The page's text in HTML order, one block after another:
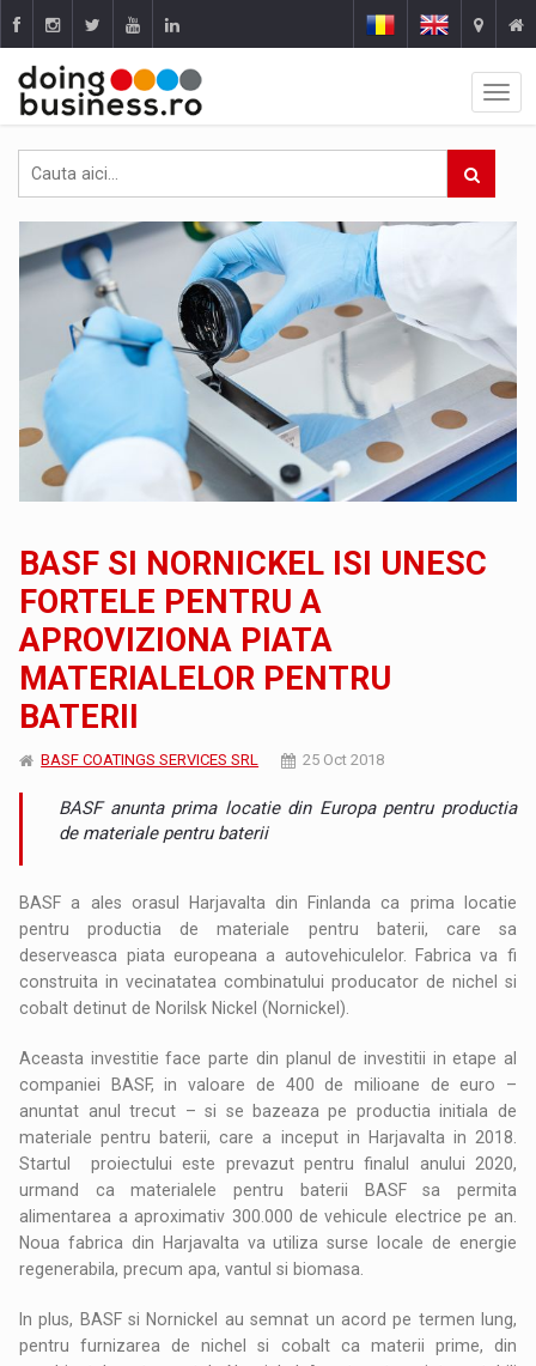
BASF SI NORNICKEL ISI UNESC
FORTELE PENTRU A
APROVIZIONA PIATA
MATERIALELOR PENTRU
BATERII
BASF COATINGS SERVICES SRL 25 Oct 2018
BASF anunta prima locatie din Europa pentru productia
de materiale pentru baterii
BASF a ales orasul Harjavalta din Finlanda ca prima locatie
pentru productia de materiale pentru baterii, care sa
deserveasca piata europeana a autovehiculelor. Fabrica va fi
construita in vecinatatea combinatului producator de nichel si
cobalt detinut de Norilsk Nickel (Nornickel).
Aceasta investitie face parte din planul de investitii in etape al
companiei BASF, in valoare de 400 de milioane de euro –
anuntat anul trecut – si se bazeaza pe productia initiala de
materiale pentru baterii, care a inceput in Harjavalta in 2018.
Startul proiectului este prevazut pentru finalul anului 2020,
urmand ca materialele pentru baterii BASF sa permita
alimentarea a aproximativ 300.000 de vehicule electrice pe an.
Noua fabrica din Harjavalta va utiliza surse locale de energie
regenerabila, precum apa, vantul si biomasa.
In plus, BASF si Nornickel au semnat un acord pe termen lung,
pentru furnizarea de nichel si cobalt ca materii prime, din